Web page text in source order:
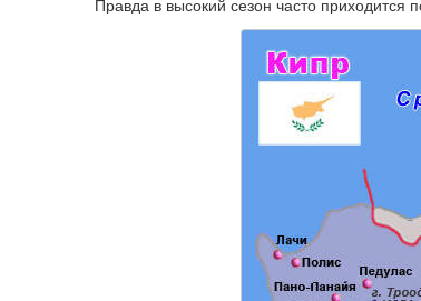
Правда в высокий сезон часто приходится